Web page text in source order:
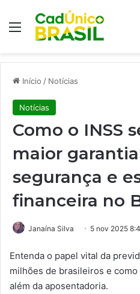
Menu
Início / Notícias
Notícias
Como o INSS
maior
segurança e
financeira no
Janaína Silva 5 nov 2025
Entenda o papel vital da
milhões de brasileiros e
além da aposentadoria.